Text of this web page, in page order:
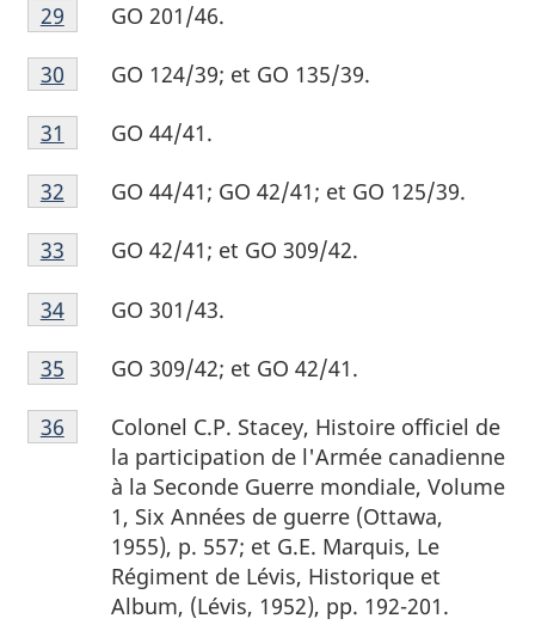
27
de
page
28
de
bas
de
page
29
GO 201/46.
Retour à la référence de la note de bas de page
29
Note
de
bas
de
page
30
GO 124/39; et GO 135/39.
Retour à la référence de la note de bas de page
30
Note
de
bas
de
page
31
GO 44/41.
Retour à la référence de la note de bas de page
31
Note
de
bas
de
page
32
GO 44/41; GO 42/41; et GO 125/39.
Retour à la référence de la note de bas de page
32
Note
de
bas
de
page
33
GO 42/41; et GO 309/42.
Retour à la référence de la note de bas de page
33
Note
de
bas
de
page
34
GO 301/43.
Retour à la référence de la note de bas de page
34
Note
de
bas
de
GO 309/42; et GO 42/41.
Retour à la référence de la note de bas de page
35
Note
de
Colonel C.P. Stacey, Histoire officiel de
la participation de l'Armée canadienne
à la Seconde Guerre mondiale, Volume
1, Six Années de guerre (Ottawa,
1955), p. 557; et G.E. Marquis, Le
Régiment de Lévis, Historique et
Album, (Lévis, 1952), pp. 192-201.
Retour à la référence de la note de bas de page
36